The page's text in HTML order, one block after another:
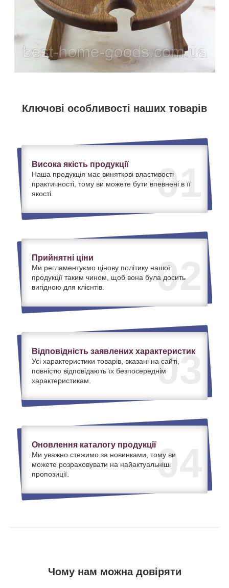
Ключові особливості наших товарів
01
Висока якість продукції
Наша продукція має виняткові властивості
практичності, тому ви можете бути впевнені в її
якості.
02
Прийнятні ціни
Ми регламентуємо цінову політику нашої
продукції таким чином, щоб вона була досить
вигідною для клієнтів.
03
Відповідність заявлених характеристик
Усі характеристики товарів, вказані на сайті,
повністю відповідають їх безпосереднім
характеристикам.
04
Оновлення каталогу продукції
Ми уважно стежимо за новинками, тому ви
можете розраховувати на найактуальніші
пропозиції.
Чому нам можна довіряти